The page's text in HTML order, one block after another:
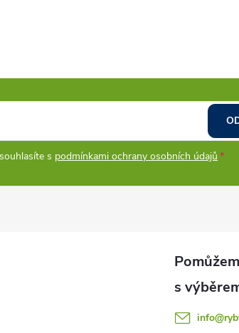
s podmínkami ochrany osobních údajů
info@